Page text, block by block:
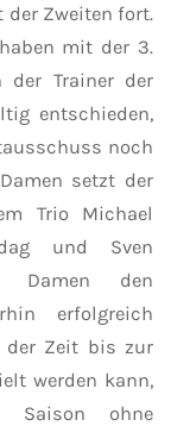
der Zweiten fort.
mit der 3.
der Trainer der
entschieden,
noch
setzt der
Trio Michael
und Sven
Damen den
erfolgreich
der Zeit bis zur
werden kann,
ohne